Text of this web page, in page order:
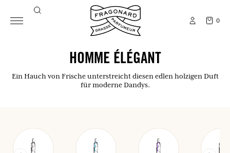
0
HOMME ÉLÉGANT
Ein Hauch von Frische unterstreicht diesen edlen holzigen Duft
für moderne Dandys.